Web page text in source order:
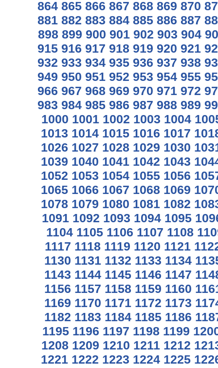
864 865 866 867 868 869 870
881 882 883 884 885 886 887
898 899 900 901 902 903 904
915 916 917 918 919 920 921
932 933 934 935 936 937 938
949 950 951 952 953 954 955
966 967 968 969 970 971 972
983 984 985 986 987 988 989
1000 1001 1002 1003 1004
1013 1014 1015 1016 1017
1026 1027 1028 1029 1030
1039 1040 1041 1042 1043
1052 1053 1054 1055 1056
1065 1066 1067 1068 1069
1078 1079 1080 1081 1082
1091 1092 1093 1094 1095
1104 1105 1106 1107 1108
1117 1118 1119 1120 1121
1130 1131 1132 1133 1134
1143 1144 1145 1146 1147
1156 1157 1158 1159 1160
1169 1170 1171 1172 1173
1182 1183 1184 1185 1186
1195 1196 1197 1198 1199
1208 1209 1210 1211 1212
1221 1222 1223 1224 1225